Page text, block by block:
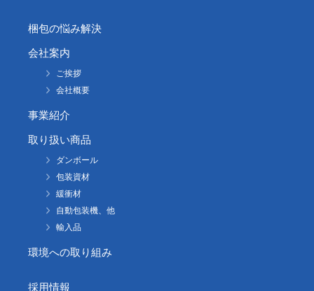
梱包の悩み解決
会社案内
ご挨拶
会社概要
事業紹介
取り扱い商品
ダンボール
包装資材
緩衝材
自動包装機、他
輸入品
環境への取り組み
採用情報